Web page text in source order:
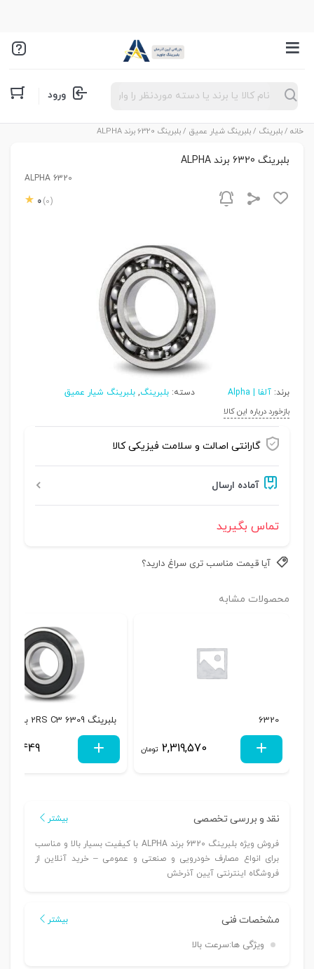
Products
search ورود
خانه /بلبرینگ /بلبرینگ شیار عمیق / بلبرینگ 6320 برند ALPHA
بلبرینگ 6320 برند ALPHA
ALPHA 6320
0 (0)
برند: آلفا | Alpha دسته: بلبرینگ, بلبرینگ شیار عمیق
بازخورد درباره این کالا
گارانتی اصالت و سلامت فیزیکی کالا
آماده ارسال
تماس بگیرید
آیا قیمت مناسب تری سراغ دارید؟
محصولات مشابه
6320
2,319,570 تومان
بلبرینگ 6309 2RS C3 برند SKF
957,449
نقد و بررسی تخصصی بیشتر
فروش ویژه بلبرینگ 6320 برند ALPHA با کیفیت بسیار بالا و مناسب
برای انواع مصارف خودرویی و صنعتی و عمومی – خرید آنلاین از
فروشگاه اینترنتی آیین آذرخش
مشخصات فنی بیشتر
ویژگی ها:سرعت بالا